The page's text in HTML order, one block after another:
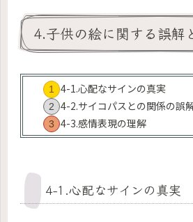
4.子供の絵に関する誤解
4-1.心配なサインの真実
4-2.サイコパスとの関係の誤
4-3.感情表現の理解
4-1.心配なサインの真実